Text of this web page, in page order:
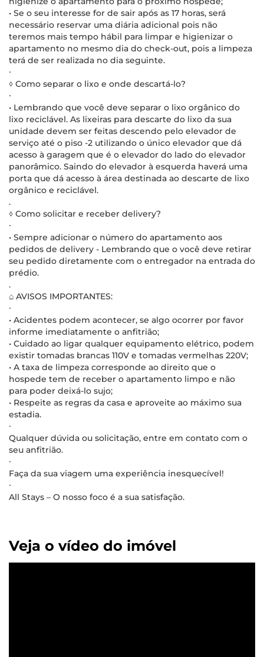
• Se o seu interesse for de sair após as 17 horas, será
necessário reservar uma diária adicional pois não
teremos mais tempo hábil para limpar e higienizar o
apartamento no mesmo dia do check-out, pois a limpeza
terá de ser realizada no dia seguinte.
∙
◊ Como separar o lixo e onde descartá-lo?
∙
• Lembrando que você deve separar o lixo orgânico do
lixo reciclável. As lixeiras para descarte do lixo da sua
unidade devem ser feitas descendo pelo elevador de
serviço até o piso -2 utilizando o único elevador que dá
acesso à garagem que é o elevador do lado do elevador
panorâmico. Saindo do elevador à esquerda haverá uma
porta que dá acesso à área destinada ao descarte de lixo
orgânico e reciclável.
.
◊ Como solicitar e receber delivery?
∙
• Sempre adicionar o número do apartamento aos
pedidos de delivery - Lembrando que o você deve retirar
seu pedido diretamente com o entregador na entrada do
prédio.
.
⌂ AVISOS IMPORTANTES:
∙
• Acidentes podem acontecer, se algo ocorrer por favor
informe imediatamente o anfitrião;
• Cuidado ao ligar qualquer equipamento elétrico, podem
existir tomadas brancas 110V e tomadas vermelhas 220V;
• A taxa de limpeza corresponde ao direito que o
hospede tem de receber o apartamento limpo e não
para poder deixá-lo sujo;
• Respeite as regras da casa e aproveite ao máximo sua
estadia.
∙
Qualquer dúvida ou solicitação, entre em contato com o
seu anfitrião.
∙
Faça da sua viagem uma experiência inesquecível!
∙
All Stays – O nosso foco é a sua satisfação.
Veja o vídeo do imóvel